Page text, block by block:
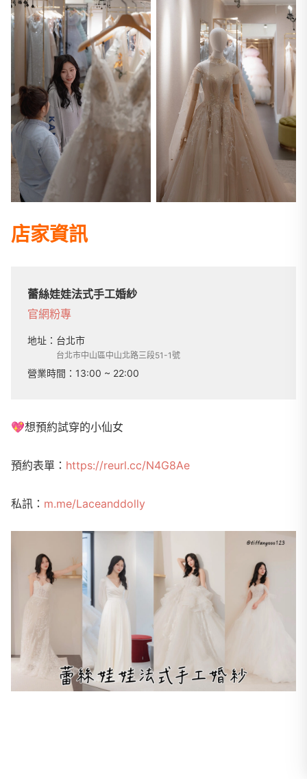
店家資訊
蕾絲娃娃法式手工婚紗
官網粉專
地址： 台北市
台北市中山區中山北路三段51-1號
營業時間： 13:00 ~ 22:00
💖想預約試穿的小仙女
預約表單： https://reurl.cc/N4G8Ae
私訊： m.me/Laceanddolly